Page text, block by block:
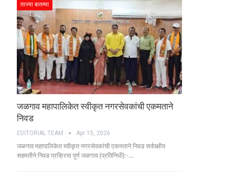
ताज्या बातम्या
जळगाव महापालिकेत स्वीकृत नगरसेवकांची एकमताने
निवड
EDITORIAL TEAM Apr 15, 2026
जळगाव महापालिकेत स्वीकृत नगरसेवकांची एकमताने निवड सर्वपक्षीय
सहमतीने निवड प्रक्रिया पूर्ण जळगाव (प्रतिनिधी):-…